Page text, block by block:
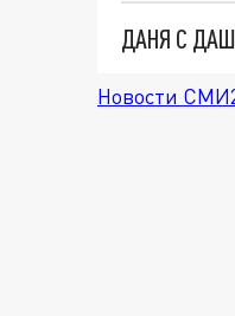
ДАНЯ С
Новости